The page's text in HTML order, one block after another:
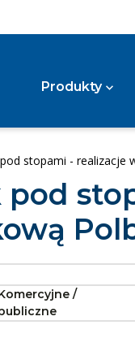
Produkty
stopami - realizacje
pod
/